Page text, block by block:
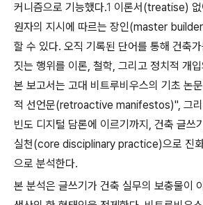
커니즘으로 기능했다.1 이론서(treatise) 없
원자의 지시에 따르는 장인(master
할 수 있다. 오직 기록된 단어를 통해 건축
짓는 행위를 이론, 철학, 그리고 정치적 개
본 보고서는 고대 비트루비우스의 기초 논
적 선언문(retroactive manifestos)", 그리
빈도 디지털 담론에 이르기까지, 건축 글쓰
실천(core disciplinary practice)으로 진화
으로 분석한다.
본 분석은 글쓰기가 건축 실무의 보충물이